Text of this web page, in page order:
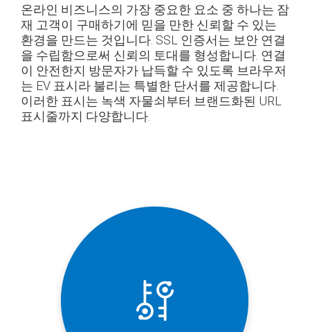
온라인 비즈니스의 가장 중요한 요소 중 하나는 잠
재 고객이 구매하기에 믿을 만한 신뢰할 수 있는
환경을 만드는 것입니다. SSL 인증서는 보안 연결
을 수립함으로써 신뢰의 토대를 형성합니다. 연결
이 안전한지 방문자가 납득할 수 있도록 브라우저
는 EV 표시라 불리는 특별한 단서를 제공합니다.
이러한 표시는 녹색 자물쇠부터 브랜드화된 URL
표시줄까지 다양합니다.